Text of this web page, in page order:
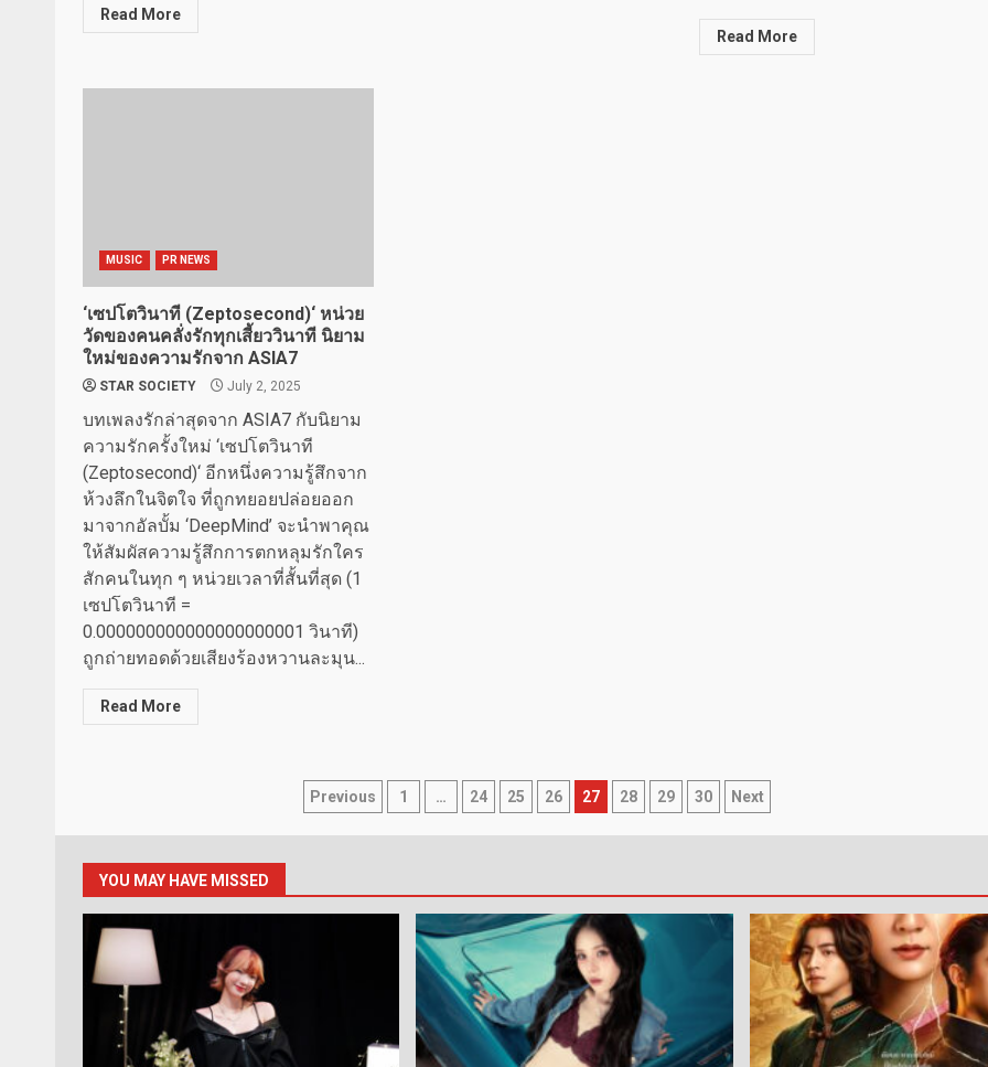
Read More
Read More
MUSIC PR NEWS
‘เซปโตวินาที (Zeptosecond)‘ หน่วย
วัดของคนคลั่งรักทุกเสี้ยววินาที นิยาม
ใหม่ของความรักจาก ASIA7
STAR SOCIETY July 2, 2025
บทเพลงรักล่าสุดจาก ASIA7 กับนิยาม
ความรักครั้งใหม่ ‘เซปโตวินาที
(Zeptosecond)‘ อีกหนึ่งความรู้สึกจาก
ห้วงลึกในจิตใจ ที่ถูกทยอยปล่อยออก
มาจากอัลบั้ม ‘DeepMind’ จะนำพาคุณ
ให้สัมผัสความรู้สึกการตกหลุมรักใคร
สักคนในทุก ๆ หน่วยเวลาที่สั้นที่สุด (1
เซปโตวินาที =
0.000000000000000000001 วินาที)
ถูกถ่ายทอดด้วยเสียงร้องหวานละมุน...
Read More
Posts
pagination
Previous 1 … 24 25 26 27 28 29 30 Next
YOU MAY HAVE MISSED